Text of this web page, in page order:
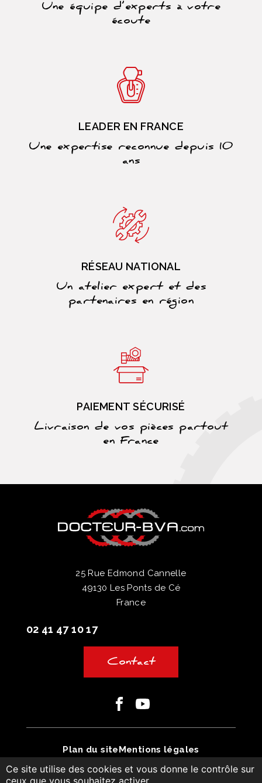
Ce site utilise des cookies et vous donne le contrôle sur
ceux que vous souhaitez activer
Une équipe d’experts à votre
écoute
LEADER EN FRANCE
Une expertise reconnue depuis 10
ans
RÉSEAU NATIONAL
Un atelier expert et des
partenaires en région
PAIEMENT SÉCURISÉ
Livraison de vos pièces partout
en France
25 Rue Edmond Cannelle
49130 Les Ponts de Cé
France
02 41 47 10 17
Contact
FacebookYoutube
Plan du siteMentions légales
Conditions générales de vente